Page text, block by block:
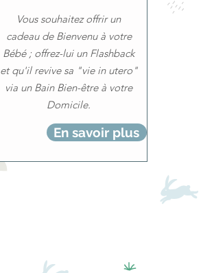
Vous souhaitez offrir un
cadeau de Bienvenu à votre
Bébé ; offrez-lui un Flashback
et qu'il revive sa "vie in utero"
via un Bain Bien-être à votre
Domicile.
En savoir plus